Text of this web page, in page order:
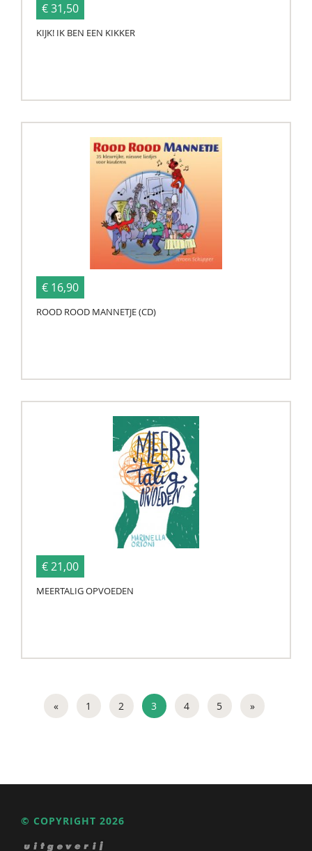
€ 31,50
KIJK! IK BEN EEN KIKKER
€ 16,90
ROOD ROOD MANNETJE (CD)
€ 21,00
MEERTALIG OPVOEDEN
« 1 2 3 4 5 »
© COPYRIGHT 2026